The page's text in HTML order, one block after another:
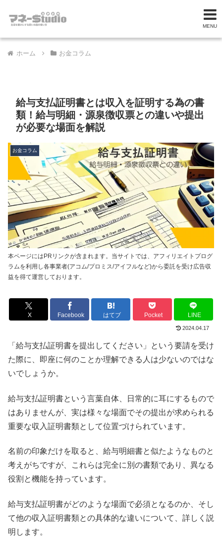
MENU
ホーム お金コラム
給与支払証明書とは収入を証明する為の書
類！給与明細・源泉徴収票との違いや提出
が必要な場面を解説
本ページにはPRリンクが含まれます。当サイトでは、アフィリエイトプログ
ラムを利用し各事業者(アコム/プロミス/アイフルなど)から委託を受け広告収
益を得て運営しております。
お金コラム
X Facebook はてブ Pocket LINE
2024.04.17
「給与支払証明書を提出してください」という要請を受け
た際に、即座に何のことか理解できる人は少ないのではな
いでしょうか。
給与支払証明書という言葉自体、日常的に耳にするもので
はありませんが、実は様々な場面でその提出が求められる
重要な収入証明書類として位置づけられています。
名前の印象だけを取ると、給与明細書と似たようなものと
考えがちですが、これらは完全に別の書類であり、異なる
役割と機能を持っています。
給与支払証明書がどのような場面で必須となるのか、そし
て他の収入証明書類との具体的な違いについて、詳しく説
明します。